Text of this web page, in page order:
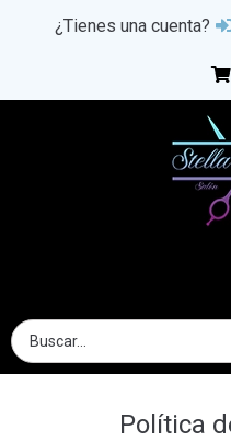
¿Tienes una cuenta?
Política